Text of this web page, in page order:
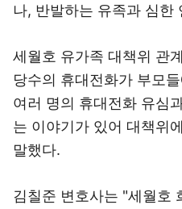
나, 반발하는 유족과 심한
세월호 유가족 대책위 관
당수의 휴대전화가 부모
여러 명의 휴대전화 유심
는 이야기가 있어 대책위
말했다.
김칠준 변호사는 "세월호